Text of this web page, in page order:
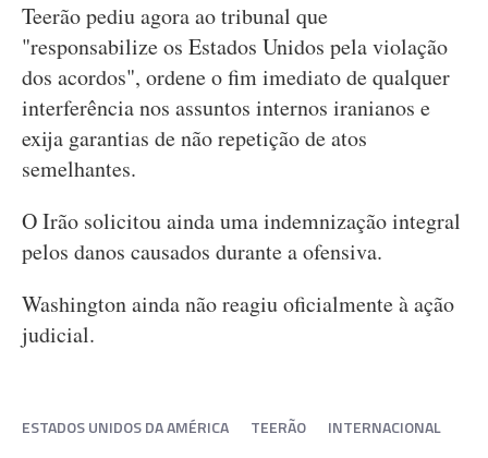
Teerão pediu agora ao tribunal que
"responsabilize os Estados Unidos pela violação
dos acordos", ordene o fim imediato de qualquer
interferência nos assuntos internos iranianos e
exija garantias de não repetição de atos
semelhantes.
O Irão solicitou ainda uma indemnização integral
pelos danos causados durante a ofensiva.
Washington ainda não reagiu oficialmente à ação
judicial.
ESTADOS UNIDOS DA AMÉRICA TEERÃO INTERNACIONAL